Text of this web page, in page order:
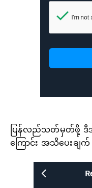
ပြန်လည်သတ်မှတ်ဖို့ ဒီ
ကြောင်း အသိပေးချ